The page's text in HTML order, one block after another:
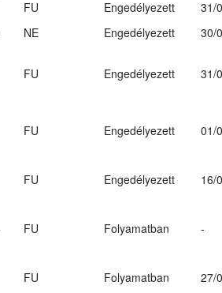
FU Engedélyezett
31/
NE Engedélyezett
30/
FU Engedélyezett 31/
FU Engedélyezett 01/
FU Engedélyezett 16/
FU Folyamatban -
FU Folyamatban 27/